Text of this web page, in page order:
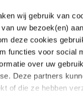
wij gebruik van
uw bezoek(en)
deze cookies
functies voor social
over uw
Deze partners
of die ze hebben
EUclaim
Nieuws